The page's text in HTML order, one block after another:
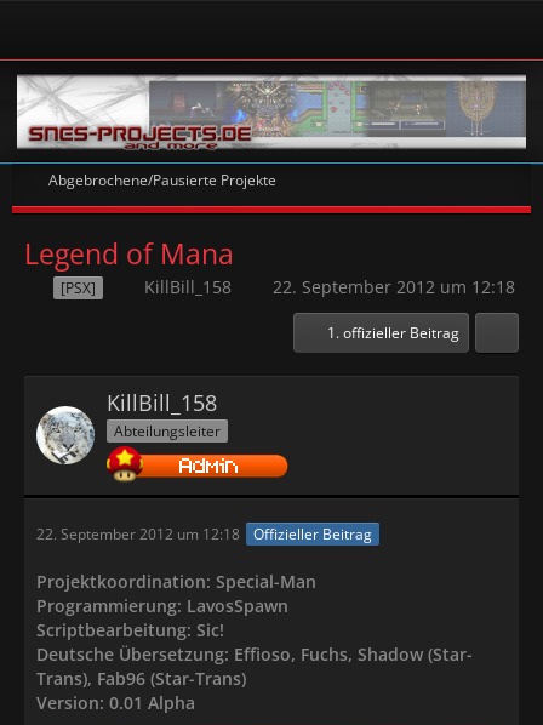
Abgebrochene/Pausierte Projekte
Legend of Mana
[PSX] KillBill_158 22. September 2012 um 12:18
1. offizieller Beitrag
KillBill_158
Abteilungsleiter
22. September 2012 um 12:18 Offizieller Beitrag
Projektkoordination: Special-Man
Programmierung: LavosSpawn
Scriptbearbeitung: Sic!
Deutsche Übersetzung: Effioso, Fuchs, Shadow (Star-
Trans), Fab96 (Star-Trans)
Version: 0.01 Alpha